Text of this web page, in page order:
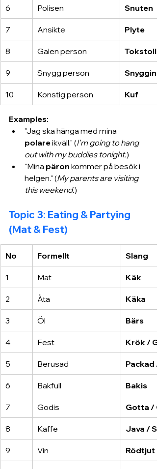
6 Polisen Snuten
7 Ansikte Plyte
8 Galen person Tokstolle
9 Snygg person Snygging
10 Konstig person Kuf
Examples:
"Jag ska hänga med mina
polare ikväll." (I'm going to hang
out with my buddies tonight.)
"Mina päron kommer på besök i
helgen." (My parents are visiting
this weekend.)
Topic 3: Eating & Partying
(Mat & Fest)
No Formellt Slang
1 Mat Käk
2 Äta Käka
3 Öl Bärs
4 Fest Krök /
5 Berusad Packad
6 Bakfull Bakis
7 Godis Gotta /
8 Kaffe Java /
9 Vin Rödtjut